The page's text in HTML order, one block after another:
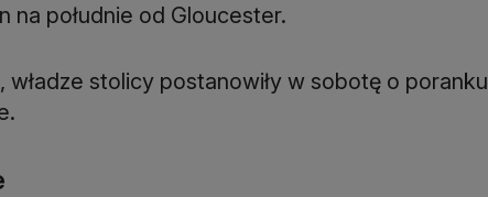
na południe od Gloucester.
stolicy postanowiły w sobotę o poranku